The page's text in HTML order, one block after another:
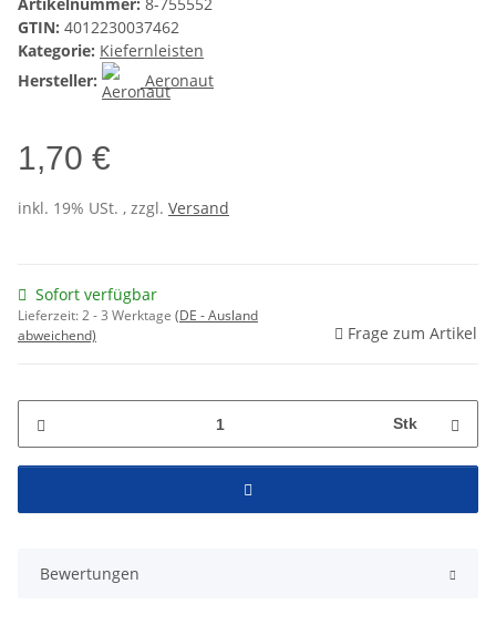
GTIN: 4012230037462
Kategorie: Kiefernleisten
Hersteller:
Aeronaut
1,70 €
inkl. 19% USt. , zzgl. Versand
Sofort verfügbar
Lieferzeit:2 - 3 Werktage (DE - Ausland
abweichend)
Frage zum Artikel
Stk
Bewertungen